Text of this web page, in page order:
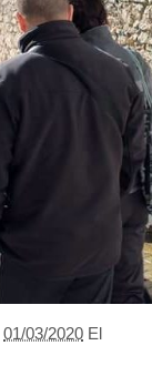
01/03/2020 El